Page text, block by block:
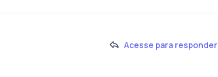
Acesse para responder